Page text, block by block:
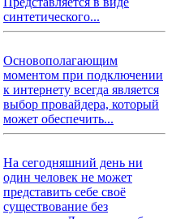
синтетического...
Основополагающим
моментом при подключении
к интернету всегда является
выбор провайдера, который
может обеспечить...
На сегодняшний день ни
один человек не может
представить себе своё
существование без